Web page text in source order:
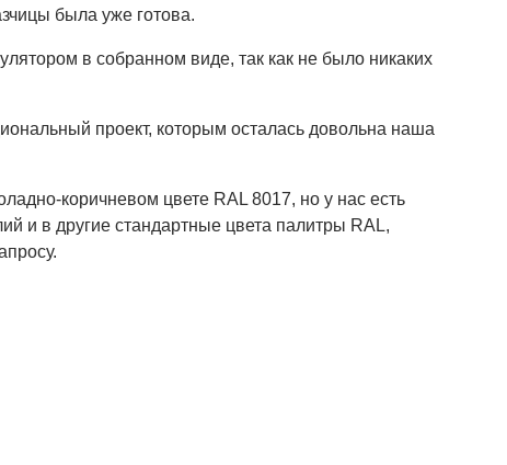
была уже готова.
в собранном виде, так как не было никаких
проект, которым осталась довольна наша
коричневом цвете RAL 8017, но у нас есть
и в другие стандартные цвета палитры RAL,